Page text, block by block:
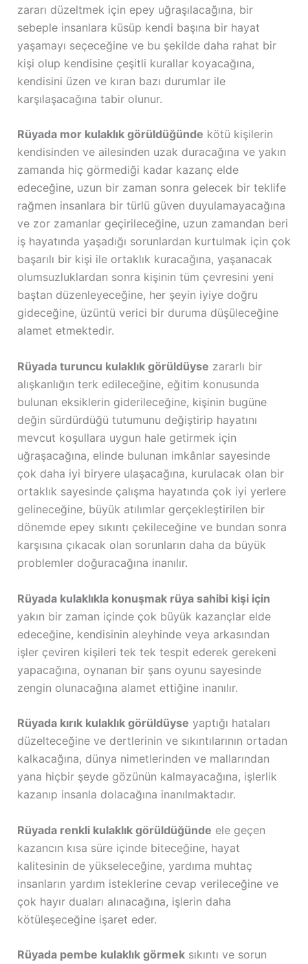
zararı düzeltmek için epey uğraşılacağına, bir
sebeple insanlara küsüp kendi başına bir hayat
yaşamayı seçeceğine ve bu şekilde daha rahat bir
kişi olup kendisine çeşitli kurallar koyacağına,
kendisini üzen ve kıran bazı durumlar ile
karşılaşacağına tabir olunur.
Rüyada mor kulaklık görüldüğünde kötü kişilerin
kendisinden ve ailesinden uzak duracağına ve yakın
zamanda hiç görmediği kadar kazanç elde
edeceğine, uzun bir zaman sonra gelecek bir teklife
rağmen insanlara bir türlü güven duyulamayacağına
ve zor zamanlar geçirileceğine, uzun zamandan beri
iş hayatında yaşadığı sorunlardan kurtulmak için çok
başarılı bir kişi ile ortaklık kuracağına, yaşanacak
olumsuzluklardan sonra kişinin tüm çevresini yeni
baştan düzenleyeceğine, her şeyin iyiye doğru
gideceğine, üzüntü verici bir duruma düşüleceğine
alamet etmektedir.
Rüyada turuncu kulaklık görüldüyse zararlı bir
alışkanlığın terk edileceğine, eğitim konusunda
bulunan eksiklerin giderileceğine, kişinin bugüne
değin sürdürdüğü tutumunu değiştirip hayatını
mevcut koşullara uygun hale getirmek için
uğraşacağına, elinde bulunan imkânlar sayesinde
çok daha iyi biryere ulaşacağına, kurulacak olan bir
ortaklık sayesinde çalışma hayatında çok iyi yerlere
gelineceğine, büyük atılımlar gerçekleştirilen bir
dönemde epey sıkıntı çekileceğine ve bundan sonra
karşısına çıkacak olan sorunların daha da büyük
problemler doğuracağına inanılır.
Rüyada kulaklıkla konuşmak rüya sahibi kişi için
yakın bir zaman içinde çok büyük kazançlar elde
edeceğine, kendisinin aleyhinde veya arkasından
işler çeviren kişileri tek tek tespit ederek gerekeni
yapacağına, oynanan bir şans oyunu sayesinde
zengin olunacağına alamet ettiğine inanılır.
Rüyada kırık kulaklık görüldüyse yaptığı hataları
düzelteceğine ve dertlerinin ve sıkıntılarının ortadan
kalkacağına, dünya nimetlerinden ve mallarından
yana hiçbir şeyde gözünün kalmayacağına, işlerlik
kazanıp insanla dolacağına inanılmaktadır.
Rüyada renkli kulaklık görüldüğünde ele geçen
kazancın kısa süre içinde biteceğine, hayat
kalitesinin de yükseleceğine, yardıma muhtaç
insanların yardım isteklerine cevap verileceğine ve
çok hayır duaları alınacağına, işlerin daha
kötüleşeceğine işaret eder.
Rüyada pembe kulaklık görmeksıkıntı ve sorun